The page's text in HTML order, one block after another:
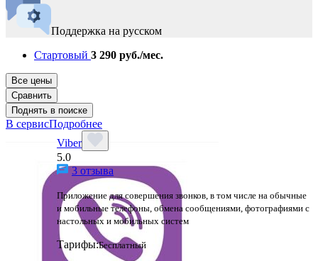
Поддержка на русском
Стартовый 3 290 руб./мес.
Все цены
Сравнить
Поднять в поиске
В сервисПодробнее
Viber
5.0
3 отзыва
Приложение для совершения звонков, в том числе на обычные
и мобильные телефоны, обмена сообщениями, фотографиями с
настольных и мобильных систем
Тарифы:Бесплатный